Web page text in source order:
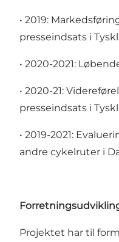
• 2019:
presseindsats i
• 2020-2021:
• 2020-21:
presseindsats i
• 2019-2021:
andre cykelruter i
Projektet har til